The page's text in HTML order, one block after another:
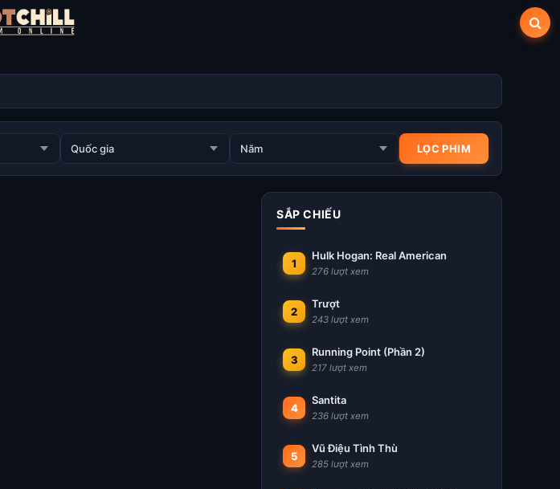
SẮP CHIẾU
1
Hulk Hogan: Real American
276 lượt xem
2
Trượt
243 lượt xem
3
Running Point (Phần 2)
217 lượt xem
4
Santita
236 lượt xem
5
Vũ Điệu Tình Thù
285 lượt xem